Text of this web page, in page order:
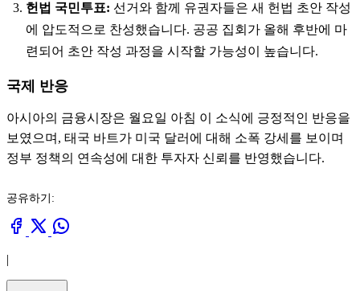
헌법 국민투표: 선거와 함께 유권자들은 새 헌법 초안 작성
에 압도적으로 찬성했습니다. 공공 집회가 올해 후반에 마
련되어 초안 작성 과정을 시작할 가능성이 높습니다.
국제 반응
아시아의 금융시장은 월요일 아침 이 소식에 긍정적인 반응을
보였으며, 태국 바트가 미국 달러에 대해 소폭 강세를 보이며
정부 정책의 연속성에 대한 투자자 신뢰를 반영했습니다.
공유하기:
|